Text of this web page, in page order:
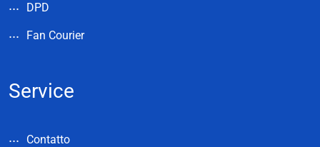
DPD
Fan Courier
Service
Contatto